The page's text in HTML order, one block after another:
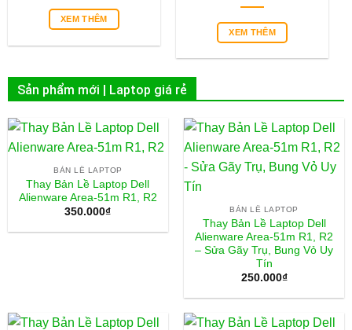
XEM THÊM
XEM THÊM
Sản phẩm mới | Laptop giá rẻ
BẢN LỀ LAPTOP
Thay Bản Lề Laptop Dell
Alienware Area-51m R1, R2
350.000₫ BẢN LỀ LAPTOP
Thay Bản Lề Laptop Dell
Alienware Area-51m R1, R2
– Sửa Gãy Trụ, Bung Vỏ Uy
Tín
250.000₫